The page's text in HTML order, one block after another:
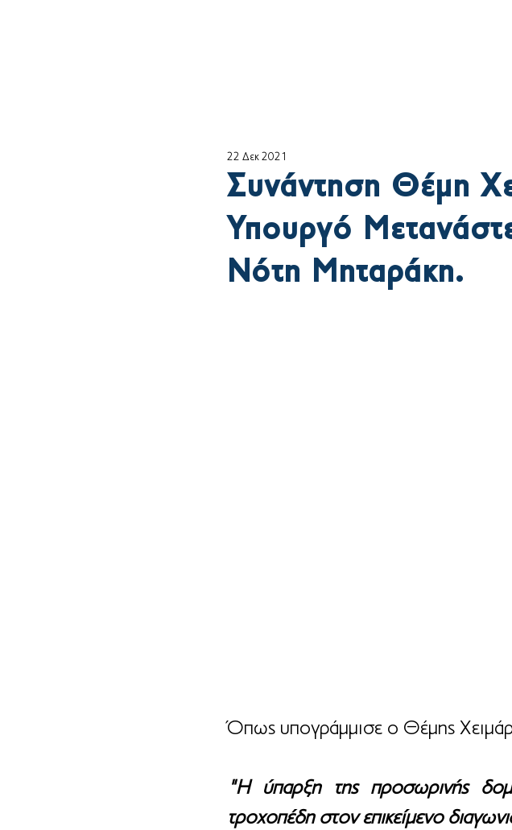
Συνάντηση Θέμη
Υπουργό
Νότη Μηταράκη.
22 Δεκ 2021
Όπως υπογράμμισε ο Θέμης
"Η ύπαρξη της προσωρινής
τροχοπέδη στον επικείμενο